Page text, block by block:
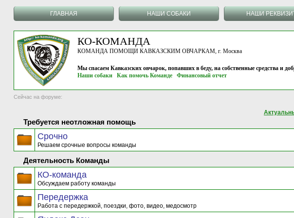
ГЛАВНАЯ НАШИ СОБАКИ НАШИ
КО-КОМАНДА
КОМАНДА ПОМОЩИ КАВКАЗСКИМ ОВЧАРКАМ, г. Москва
Мы спасаем Кавказских овчарок, попавших в беду, на собственные средства и
Наши собаки
Как помочь Команде Финансовый отчет
Сейчас на форуме:
Требуется неотложная помощь
Срочно
Решаем срочные вопросы команды
Деятельность Команды
КО-команда
Обсуждаем работу команды
Передержка
Работа с передержкой, поездки, фото, видео, медосмотр